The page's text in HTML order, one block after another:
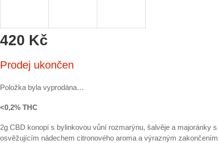
420 Kč
cena:
Prodej ukončen
Položka byla vyprodána…
<0,2% THC
2g CBD konopí s bylinkovou vůní rozmarýnu, šalvěje a majoránky s
osvěžujícím nádechem citronového aroma a výrazným zakončením